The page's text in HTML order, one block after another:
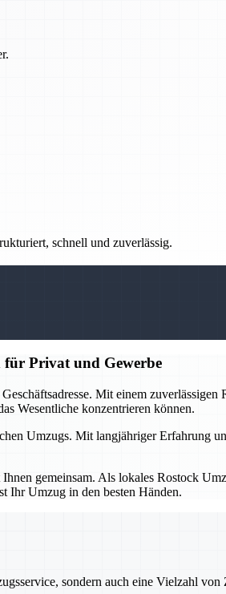
schnell und zuverlässig.
für Privat und Gewerbe
Mit einem
Wesentliche konzentrieren können.
Umzugs. Mit langjähriger Erfahrung
gemeinsam. Als lokales Rostock
Ihr Umzug in den besten Händen.
sondern auch eine Vielzahl